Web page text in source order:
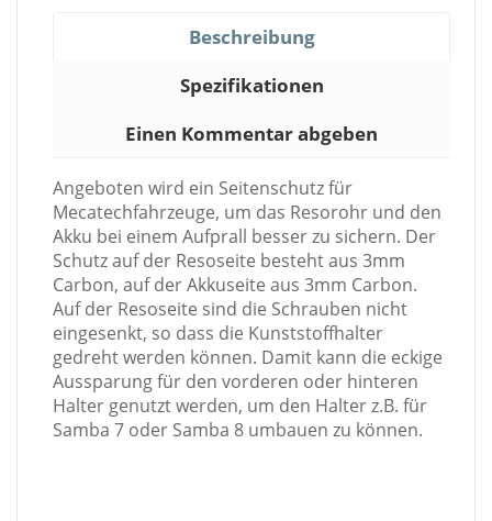
Beschreibung
Spezifikationen
Einen Kommentar abgeben
Angeboten wird ein Seitenschutz für
Mecatechfahrzeuge, um das Resorohr und den
Akku bei einem Aufprall besser zu sichern. Der
Schutz auf der Resoseite besteht aus 3mm
Carbon, auf der Akkuseite aus 3mm Carbon.
Auf der Resoseite sind die Schrauben nicht
eingesenkt, so dass die Kunststoffhalter
gedreht werden können. Damit kann die eckige
Aussparung für den vorderen oder hinteren
Halter genutzt werden, um den Halter z.B. für
Samba 7 oder Samba 8 umbauen zu können.